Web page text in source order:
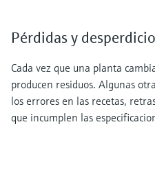
Pérdidas y
Cada vez que una planta
producen residuos. Algunas
los errores en las recetas,
que incumplen las